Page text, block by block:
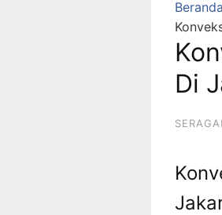
Beranda
Di